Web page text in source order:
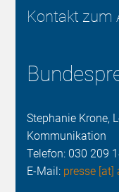
Kontakt zum
Stephanie Krone,
Kommunikation
Telefon: 030 209
E-Mail: presse [at]